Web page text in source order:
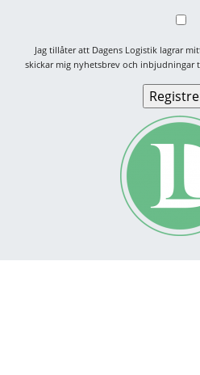
Jag tillåter att Dagens Logistik lagrar
skickar mig nyhetsbrev och inbjudningar